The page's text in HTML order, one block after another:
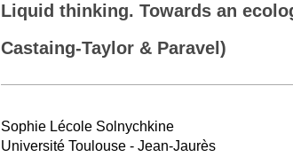
Liquid thinking. Towards an
Castaing-Taylor & Paravel)
Sophie Lécole Solnychkine
Université Toulouse - Jean-Jaurès